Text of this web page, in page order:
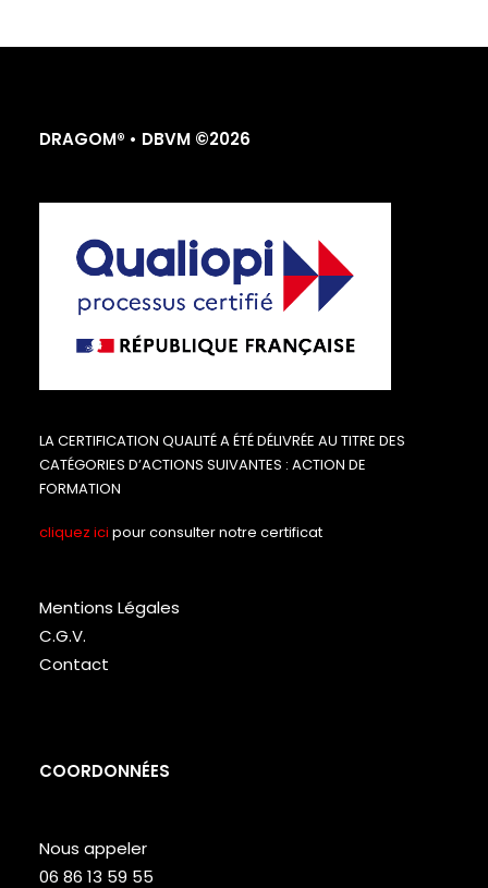
DRAGOM® • DBVM ©2026
LA CERTIFICATION QUALITÉ A ÉTÉ DÉLIVRÉE AU TITRE DES
CATÉGORIES D’ACTIONS SUIVANTES : ACTION DE
FORMATION
cliquez ici pour consulter notre certificat
Mentions Légales
C.G.V.
Contact
COORDONNÉES
Nous appeler
06 86 13 59 55